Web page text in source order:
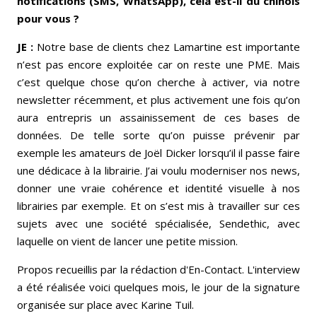
pour vous ?
JE :Notre base de clients chez Lamartine est importante
n’est pas encore exploitée car on reste une PME. Mais
c’est quelque chose qu’on cherche à activer, via notre
newsletter récemment, et plus activement une fois qu’on
aura entrepris un assainissement de ces bases de
données. De telle sorte qu’on puisse prévenir par
exemple les amateurs de Joël Dicker lorsqu’il il passe faire
une dédicace à la librairie. J’ai voulu moderniser nos news,
donner une vraie cohérence et identité visuelle à nos
librairies par exemple. Et on s’est mis à travailler sur ces
sujets avec une société spécialisée, Sendethic, avec
laquelle on vient de lancer une petite mission.
Propos recueillis par la rédaction d'En-Contact. L'interview
a été réalisée voici quelques mois, le jour de la signature
organisée sur place avec Karine Tuil.